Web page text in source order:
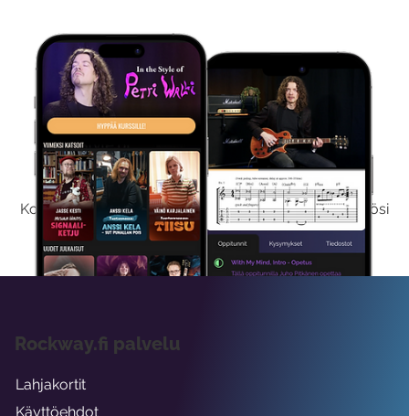
Kokeile Ilmaiseksi
Kokeilemalla ilmaiseksi saat koko sisältömme käyttöösi
viikon ajaksi.
Rockway.fi palvelu
Lahjakortit
Käyttöehdot